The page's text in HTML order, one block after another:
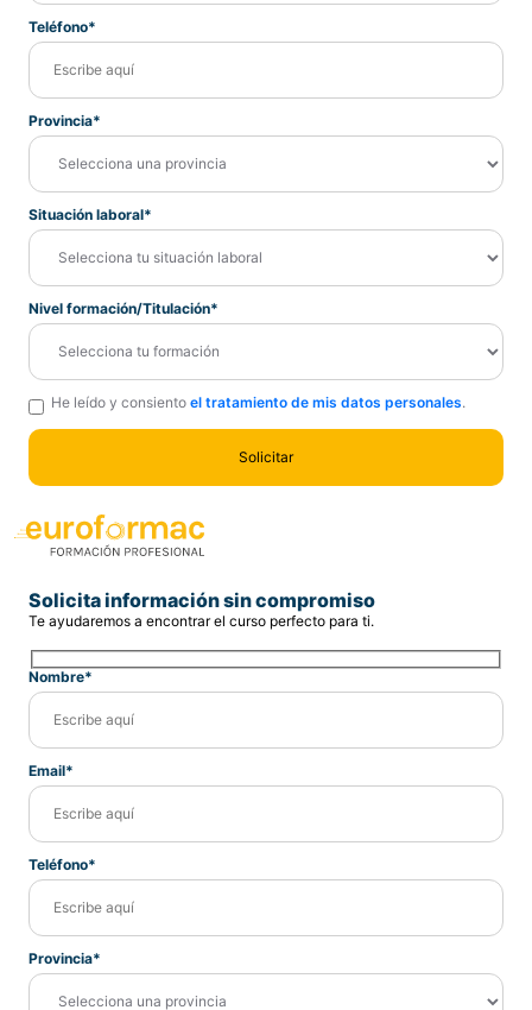
Teléfono*
Provincia*
Situación laboral*
Nivel formación/Titulación*
He leído y consiento el tratamiento de mis datos personales.
Solicita información sin compromiso
Te ayudaremos a encontrar el curso perfecto para ti.
Nombre*
Email*
Teléfono*
Provincia*